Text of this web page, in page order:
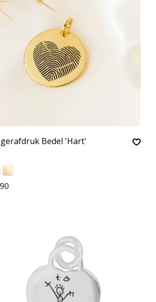
Bedel 'Hart'